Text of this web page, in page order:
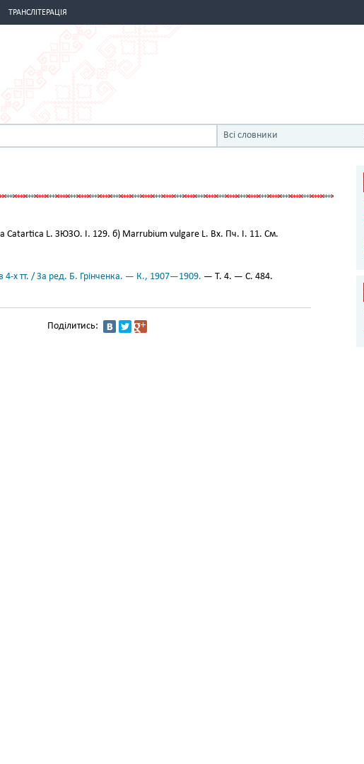
ТРАНСЛІТЕРАЦІЯ
Всі словники
Catartica L. ЗЮЗО. I. 129. б) Marrubium vulgare L. Вх. Пч. I. 11. См.
4-х тт. / За ред. Б. Грінченка. — К., 1907—1909. — Т. 4. — С. 484.
Поділитись: